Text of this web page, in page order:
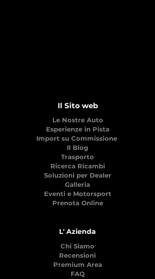
Il Sito web
Le Nostre Auto
Esperienze in Pista
Import su Commissione
Il Blog
Trasporto
Ricerca Ricambi
Soluzioni per Dealer
Galleria
Eventi e Motorsport
Prenota Online
L' Azienda
Chi Siamo
Recensioni
Premium Area
FAQ